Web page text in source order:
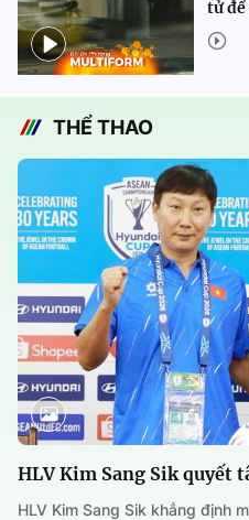
tử để
THỂ THAO
HLV Kim Sang Sik quyết
HLV Kim Sang Sik khẳng định